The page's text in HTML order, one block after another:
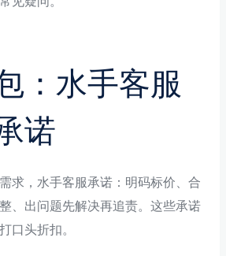
：水手客服
诺
求，水手客服承诺：明码标价、合
、出问题先解决再追责。这些承诺
口头折扣。